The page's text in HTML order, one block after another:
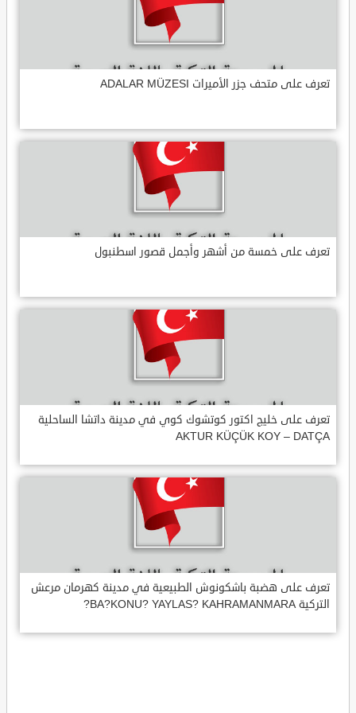
تعرف على متحف جزر الأميرات ADALAR MÜZESI
تعرف على خمسة من أشهر وأجمل قصور اسطنبول
تعرف على خليج اكتور كوتشوك كوي في مدينة داتشا الساحلية
AKTUR KÜÇÜK KOY – DATÇA
تعرف على هضبة باشكونوش الطبيعية في مدينة كهرمان مرعش
التركية BA?KONU? YAYLAS? KAHRAMANMARA?